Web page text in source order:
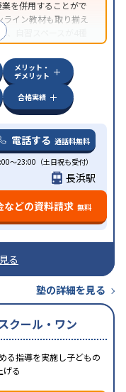
を併用することがで
イン教材も取り揃え
、自習スペースが4種
メリット・
デメリット
合格実績
電話する 通話料無料
～23:00（土日祝も受付）
長浜駅
などの資料請求 無料
る
塾の詳細を見る
クール・ワン
る指導を実施し子どもの
げる